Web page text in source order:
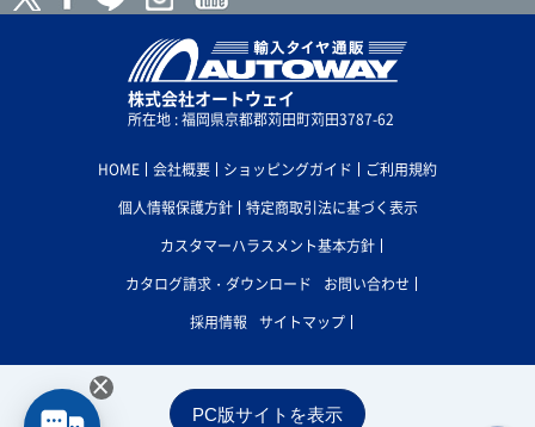
株式会社オートウェイ
所在地 : 福岡県京都郡苅田町苅田3787-62
HOME 会社概要 ショッピングガイド
ご利用規約
個人情報保護方針
特定商取引法に基づく表示
カスタマーハラスメント基本方針
カタログ請求・ダウンロード
お問い合わせ
採用情報
サイトマップ
PC版サイトを表示
×